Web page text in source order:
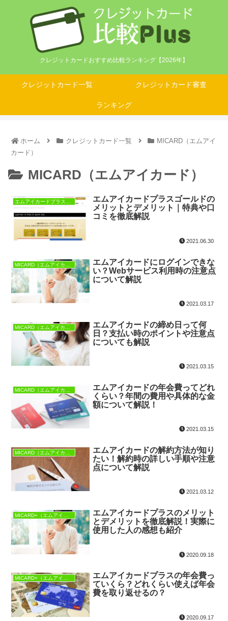
クレジットカードおすすめ比較ランキング【2026年】
クレジットカード一覧 クレジットカード審査
ランキング
ホーム クレジットカード一覧
MICARD（エムアイ
カード）
MICARD（エムアイカード）
エムアイカードプラスゴールド
エムアイカードプラスゴールドの
メリットとデメリット｜特典や口
コミを徹底解説
2021.06.30
エムアイカードにログインできな
い？Webサービス利用時の注意点
について解説
2021.03.17
エムアイカードの締め日って何
日？支払い時のポイントや注意点
についても解説
2021.03.15
エムアイカードの年会費ってどれ
くらい？年間の費用や具体的な金
額について解説！
2021.03.15
エムアイカードの解約方法が知り
たい！解約時の詳しい手順や注意
点について解説
2021.03.12
MICARD+（エムアイカードプラス）
エムアイカードプラスのメリット
とデメリットを徹底解説！実際に
使用した人の感想も紹介
2020.09.18
MICARD+（エムアイカードプラス）
エムアイカードプラスの年会費っ
ていくら？どれくらい使えば年会
費を取り返せるの？
2020.09.17